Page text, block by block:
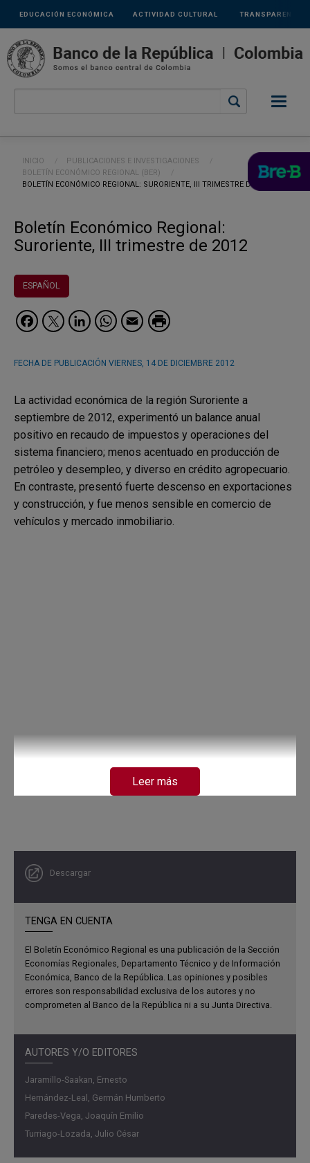
Pasar al contenido principal
Links
secundarios
ACTIVIDAD CULTURAL
EDUCACIÓN ECONÓMICA TRANSPARENCIA
Ruta de navegación
INICIO
PUBLICACIONES E INVESTIGACIONES
BOLETÍN ECONÓMICO REGIONAL (BER)
CURRENT:
BOLETÍN ECONÓMICO REGIONAL: SURORIENTE, III TRIMESTRE DE 2012
Boletín Económico Regional:
Suroriente, III trimestre de 2012
ESPAÑOL
Facebook
Twitter
LinkedIn
WhatsApp
Email
Descargar
TENGA EN CUENTA
El Boletín Económico Regional es una publicación de la Sección
Economías Regionales, Departamento Técnico y de Información
Económica, Banco de la República. Las opiniones y posibles
errores son responsabilidad exclusiva de los autores y no
comprometen al Banco de la República ni a su Junta Directiva.
AUTORES Y/O EDITORES
Jaramillo-Saakan, Ernesto
Hernández-Leal, Germán Humberto
Paredes-Vega, Joaquín Emilio
Turriago-Lozada, Julio César
FECHA DE PUBLICACIÓN VIERNES, 14 DE DICIEMBRE 2012
La actividad económica de la región Suroriente a
septiembre de 2012, experimentó un balance anual
positivo en recaudo de impuestos y operaciones del
sistema financiero; menos acentuado en producción de
petróleo y desempleo, y diverso en crédito agropecuario.
En contraste, presentó fuerte descenso en exportaciones
y construcción, y fue menos sensible en comercio de
vehículos y mercado inmobiliario.
Leer más